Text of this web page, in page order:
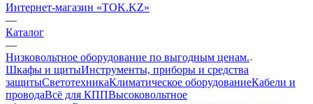
Интернет-магазин «TOK.KZ»
—
Каталог
—
Низковольтное оборудование по выгодным ценам.
Шкафы и щитыИнструменты, приборы и средства
защитыСветотехникаКлиматическое оборудованиеКабели и
проводаВсё для КППВысоковольтное